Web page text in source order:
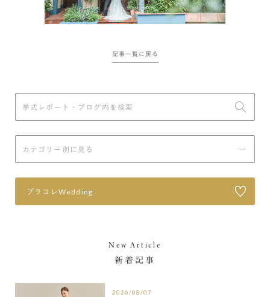
記事一覧に戻る
プラコレWedding
New Article
新着記事
2026/08/07